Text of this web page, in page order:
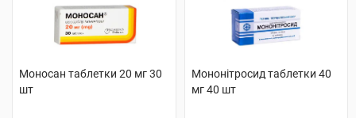
Моносан таблетки 20 мг 30
шт
Мононітросид таблетки 40
мг 40 шт